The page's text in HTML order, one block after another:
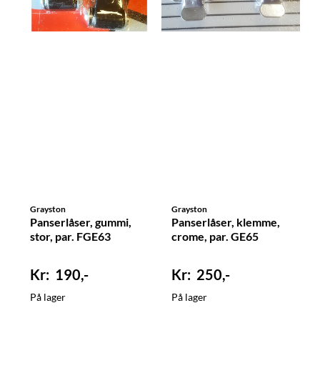
Grayston
Panserlåser, gummi,
stor, par. FGE63
190,-
På lager
Grayston
Panserlåser, klemme,
crome, par. GE65
250,-
På lager